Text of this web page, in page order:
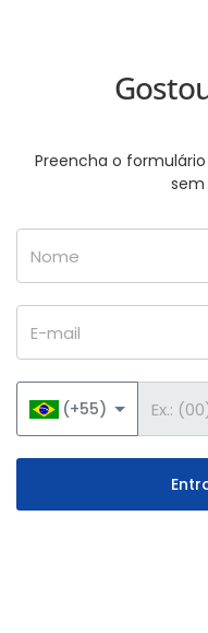
Preencha o
sem
(+55)